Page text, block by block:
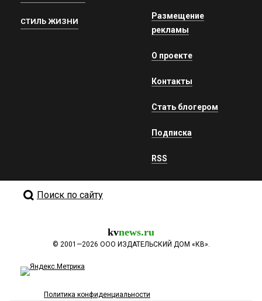
СТИЛЬ ЖИЗНИ
Размещение
рекламы
О проекте
Контакты
Стать блогером
Подписка
RSS
Поиск по сайту
kvnews.ru
© 2001—2026 ООО ИЗДАТЕЛЬСКИЙ ДОМ «КВ».
Политика конфиденциальности